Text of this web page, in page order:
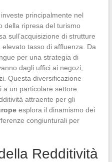
investe principalmente nel
della ripresa del turismo
sull’acquisizione di strutture
tasso di affluenza. Da
per una strategia di
dagli uffici ai negozi,
Questa diversificazione
a un particolare settore
attraente per gli
esplora il dinamismo dei
congiunturali per
Redditività